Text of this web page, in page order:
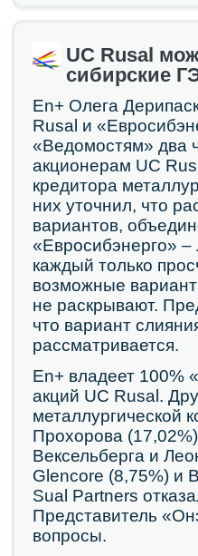
UC Rusal
сибирские
En+ Олега
Rusal и
«Ведомостям» два
акционерам UC
кредитора
них уточнил, что
вариантов,
«Евросибэнерго»
каждый только
возможные
не раскрывают.
что вариант
рассматривается.
En+ владеет 100%
акций UC Rusal.
металлургической
Прохорова
Вексельберга и
Glencore (8,75%) и
Sual Partners
Представитель
вопросы.